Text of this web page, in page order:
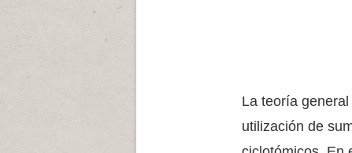
La teoría
utilización de